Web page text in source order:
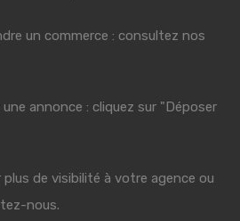
un commerce : consultez nos
annonce : cliquez sur "Déposer
de visibilité à votre agence ou
nous.